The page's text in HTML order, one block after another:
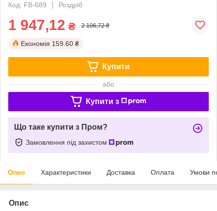
Код: FB-689
Роздріб
1 947,12 ₴ 2 106,72 ₴
Економія 159.60 ₴
Купити
або
Купити з
Що таке купити з Пром?
Замовлення під захистом
Опис Характеристики Доставка Оплата Умови
Опис